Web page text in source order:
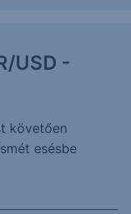
USD -
követően
esésbe